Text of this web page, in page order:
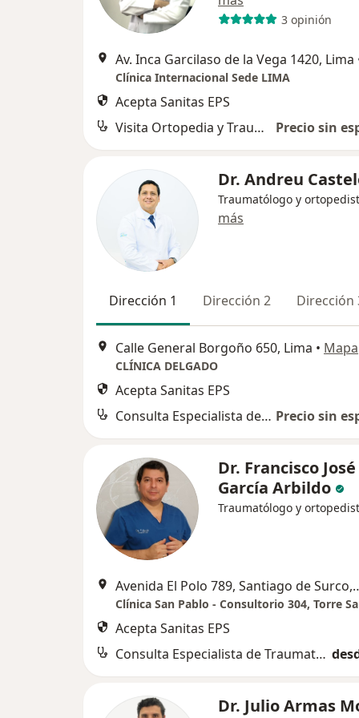
3 opinión
Av. Inca Garcilaso de la Vega 1420, Lima
Clínica Internacional Sede LIMA
Acepta Sanitas EPS
Visita Ortopedia y Traumatología
Precio sin
Dr. Andreu
Traumatólogo y
más
Dirección 1 Dirección 2 Dirección
Calle General Borgoño 650, Lima • Mapa
CLÍNICA DELGADO
Acepta Sanitas EPS
Consulta Especialista de Traumatologia Precio sin
Dr. Francisco José
García Arbildo
Traumatólogo y
Avenida El
Clínica San Pablo - Consultorio 304, Torre
Acepta Sanitas EPS
Consulta Especialista de Traumatologia
Dr. Julio Armas